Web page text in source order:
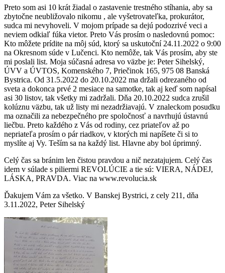
Preto som asi 10 krát žiadal o zastavenie trestného stíhania, aby sa
zbytočne neubližovalo nikomu , ale vyšetrovateľka, prokurátor,
sudca mi nevyhoveli. V mojom prípade sa dejú podozrivé veci a
neviem odkiaľ fúka vietor. Preto Vás prosím o nasledovnú pomoc:
Kto môžete prídite na môj súd, ktorý sa uskutoční 24.11.2022 o 9:00
na Okresnom súde v Lučenci. Kto nemôže, tak Vás prosím, aby ste
mi poslali list. Moja súčasná adresa vo väzbe je: Peter Sihelský,
ÚVV a ÚVTOS, Komenského 7, Priečinok 165, 975 08 Banská
Bystrica. Od 31.5.2022 do 20.10.2022 ma držali odrezaného od
sveta a dokonca prvé 2 mesiace na samotke, tak aj keď som napísal
asi 30 listov, tak všetky mi zadržali. Dňa 20.10.2022 sudca zrušil
kolúznu väzbu, tak už listy mi nezadržiavajú. V znaleckom posudku
ma označili za nebezpečného pre spoločnosť a navrhujú ústavnú
liečbu. Preto každého z Vás od rodiny, cez priateľov až po
nepriateľa prosím o pár riadkov, v ktorých mi napíšete či si to
myslíte aj Vy. Teším sa na každý list. Hlavne aby bol úprimný.
Celý čas sa bránim len čistou pravdou a nič nezatajujem. Celý čas
idem v súlade s piliermi REVOLÚCIE a tie sú: VIERA, NÁDEJ,
LÁSKA, PRAVDA. Viac na www.revolucia.sk
Ďakujem Vám za všetko. V Banskej Bystrici, z cely 211, dňa
3.11.2022, Peter Sihelský